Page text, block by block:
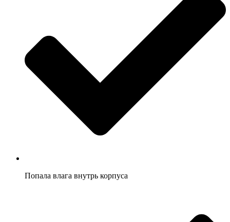
Попала влага внутрь корпуса